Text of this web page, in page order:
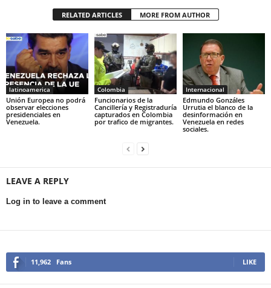
RELATED ARTICLES MORE FROM AUTHOR
latinoamerica
Unión Europea no podrá
observar elecciones
presidenciales en
Venezuela.
Colombia
Funcionarios de la
Cancillería y Registraduría
capturados en Colombia
por trafico de migrantes.
Internacional
Edmundo Gonzáles
Urrutia el blanco de la
desinformación en
Venezuela en redes
sociales.
LEAVE A REPLY
Log in to leave a comment
11,962 Fans LIKE